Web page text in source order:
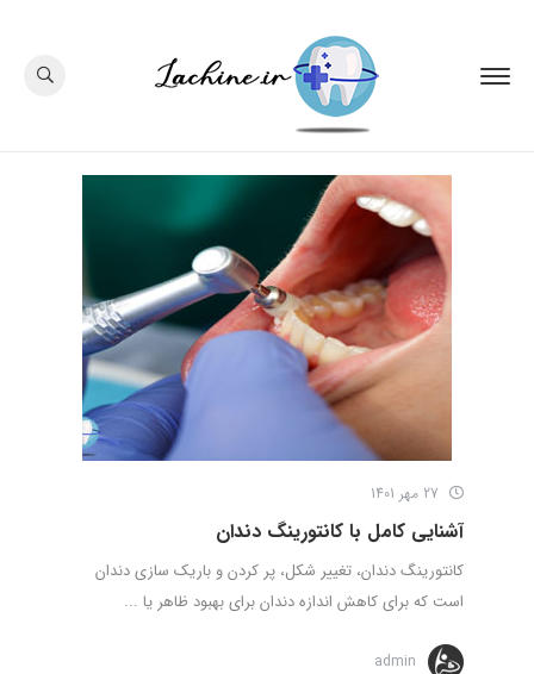
آشنایی کامل با کانتورینگ دندان
کانتورینگ دندان، تغییر شکل، پر کردن و باریک سازی دندان
است که برای کاهش اندازه دندان برای بهبود ظاهر یا ...
admin